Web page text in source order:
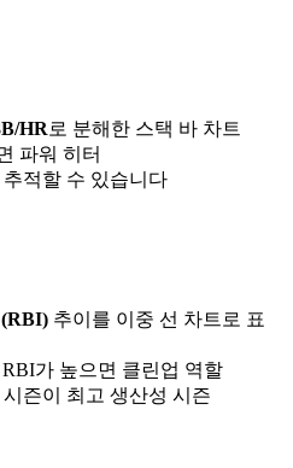
HR로 분해한 스택 바 차트
파워 히터
적할 수 있습니다
추이를 이중 선 차트로 표
가 높으면 클린업 역할
즌이 최고 생산성 시즌